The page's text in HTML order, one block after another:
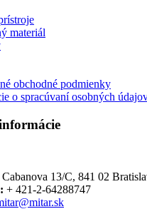
materiál
obchodné podmienky
o spracúvaní osobných
Cabanova 13/C, 841 02
+ 421-2-64288747